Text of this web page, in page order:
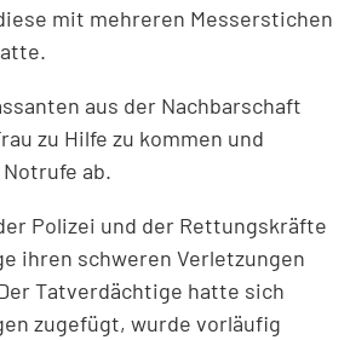
mit mehreren Messerstichen
aus der Nachbarschaft
zu Hilfe zu kommen und
ab.
Polizei und der Rettungskräfte
ihren schweren Verletzungen
Tatverdächtige hatte sich
zugefügt, wurde vorläufig